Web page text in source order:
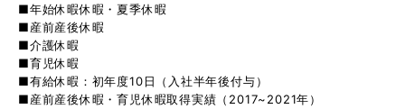
■年始休暇休暇・夏季休暇
■産前産後休暇
■介護休暇
■育児休暇
■有給休暇：初年度10日（入社半年後付与）
■産前産後休暇・育児休暇取得実績（2017~2021年）